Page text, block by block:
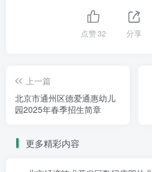
，下午14:00-16:30）
同时，小、中、
拨打咨询电话
点赞32 分享
上一篇
北京市通州区德爱通惠幼儿
园2025年春季招生简章
更多精彩内容